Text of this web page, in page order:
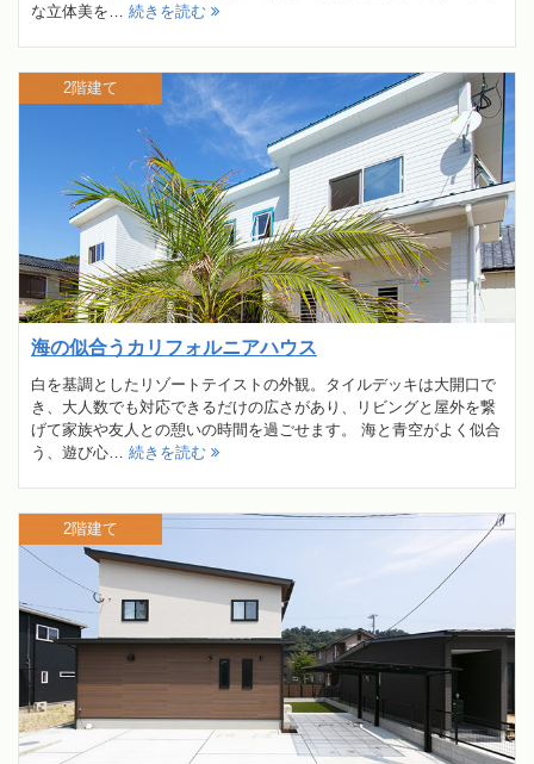
な立体美を… 続きを読む
海の似合うカリフォルニアハウス
白を基調としたリゾートテイストの外観。タイルデッキは大開口で
き、大人数でも対応できるだけの広さがあり、リビングと屋外を繋
げて家族や友人との憩いの時間を過ごせます。 海と青空がよく似合
う、遊び心… 続きを読む
2階建て
2階建て